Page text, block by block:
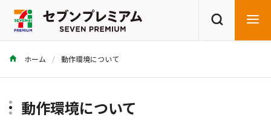
商品を探す
ホーム 動作環境について
動作環境について